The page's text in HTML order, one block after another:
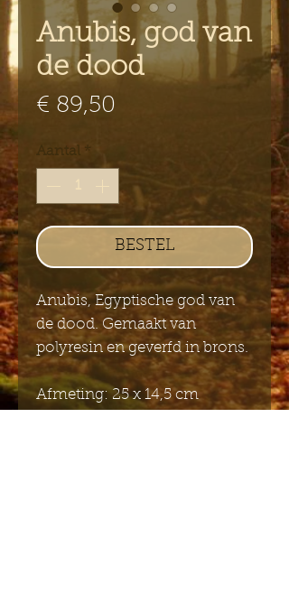
Anubis, god van
de dood
€ 89,50
Aantal *
BESTEL
Anubis, Egyptische god van
de dood. Gemaakt van
polyresin en geverfd in brons.
Afmeting: 25 x 14,5 cm